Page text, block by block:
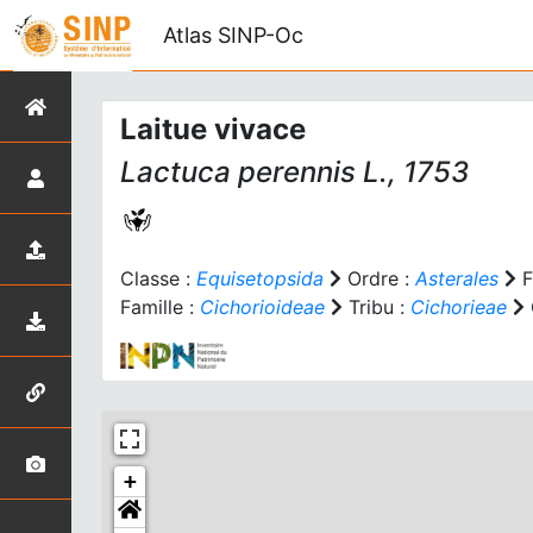
Atlas SINP-Oc
Laitue vivace
Lactuca perennis L., 1753
Classe : Equisetopsida Ordre :Asterales
Famille : Cichorioideae Tribu : Cichorieae
+